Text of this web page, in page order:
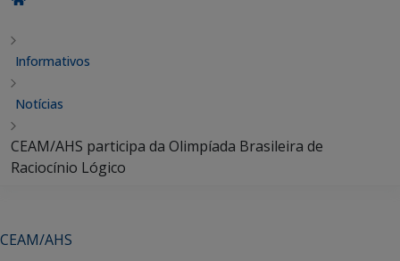
Informativos
Notícias
CEAM/AHS participa da Olimpíada Brasileira de
Raciocínio Lógico
CEAM/AHS